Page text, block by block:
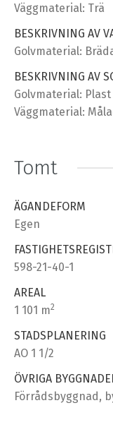
Väggmaterial: Trä
BESKRIVNING AV
Golvmaterial:
BESKRIVNING AV
Golvmaterial: Plast
Väggmaterial:
Tomt
ÄGANDEFORM
Egen
598-21-40-1
AREAL
1 101 m2
STADSPLANERING
AO 1 1/2
ÖVRIGA
Förrådsbyggnad,